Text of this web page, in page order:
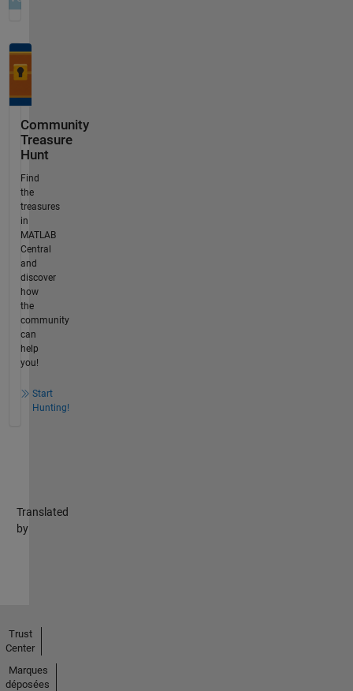
Community
Treasure
Hunt
Find
the
treasures
in
MATLAB
Central
and
discover
how
the
community
can
help
you!
Start
Hunting!
Translated
by
Trust
Center
Marques
déposées